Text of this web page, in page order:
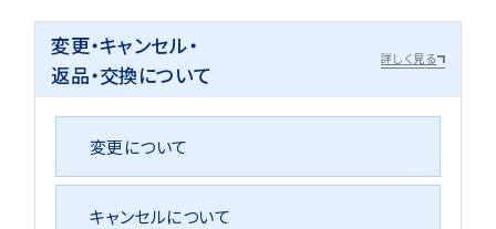
変更・キャンセル・
返品・交換について
詳しく見る
変更について
キャンセルについて